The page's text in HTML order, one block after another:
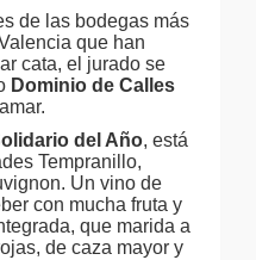
de las bodegas más
que han
cata, el jurado se
Dominio de Calles
del Año, está
Tempranillo,
Un vino de
con mucha fruta y
que marida a
de caza mayor y